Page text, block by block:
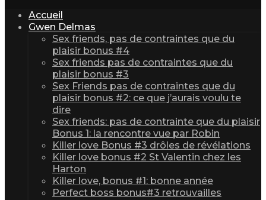
Accueil
Gwen Delmas
Sex friends, pas de contraintes que du
plaisir bonus #4
Sex friends pas de contraintes que du
plaisir bonus #3
Sex Friends pas de contraintes que du
plaisir bonus #2: ce que j’aurais voulu te
dire
Sex friends: pas de contrainte que du plaisir
Bonus 1: la rencontre vue par Robin
Killer love Bonus #3 drôles de révélations
Killer love bonus #2 St Valentin chez les
Harton
Killer love, bonus #1: bonne année
Perfect boss bonus#3 retrouvailles